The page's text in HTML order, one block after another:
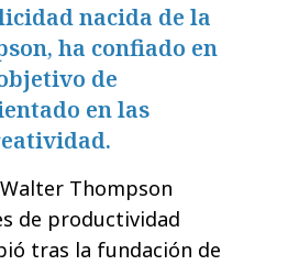
nacida de la
ha confiado en
de
en las
Thompson
de productividad
tras la fundación de